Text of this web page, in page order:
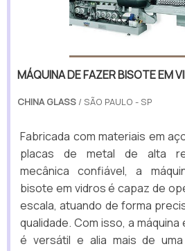
MÁQUINA DE FAZER BISOTE EM
CHINA GLASS / SÃO PAULO - SP
Fabricada com materiais em
placas de metal de alta
mecânica confiável, a
bisote em vidros é capaz de
escala, atuando de forma
qualidade. Com isso, a
é versátil e alia mais de